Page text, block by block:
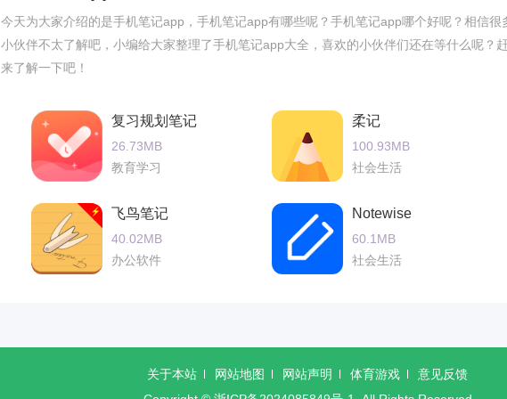
今天为大家介绍的是手机笔记app，手机笔记app有哪些呢？手机笔记app哪个好呢？相信很
小伙伴不太了解吧，小编给大家整理了手机笔记app大全，喜欢的小伙伴们还在等什么呢？
来了解一下吧！
复习规划笔记
26.73MB
教育学习
柔记
100.93MB
社会生活
飞鸟笔记
40.02MB
办公软件
Notewise
60.1MB
社会生活
关于本站 网站地图 网站声明 体育游戏
意见反馈